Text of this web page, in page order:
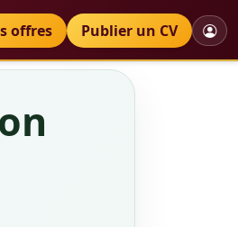
Petites annonces
offres Publier un CV